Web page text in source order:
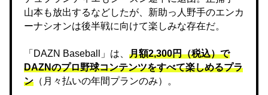
山本も放出するなどしたが、新助っ人野手のエンカ
ーナシオンは後半戦に向けて楽しみな存在だ。
「DAZN Baseball」は、 月額2,300円（税込）で
DAZNのプロ野球コンテンツをすべて楽しめるプラ
ン （月々払いの年間プランのみ）。